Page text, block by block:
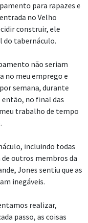
para rapazes e
no Velho
construir, ele
do tabernáculo.
não seriam
no meu emprego e
semana, durante
então, no final das
trabalho de tempo
incluindo todas
de outros membros da
Jones sentiu que as
inegáveis.
realizar,
passo, as coisas